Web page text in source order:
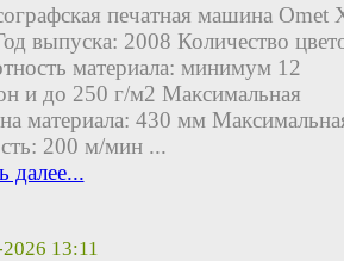
печатная машина Omet
выпуска: 2008 Количество
материала: минимум 12
и до 250 г/м2 Максимальная
материала: 430 мм
200 м/мин ...
далее...
13:11